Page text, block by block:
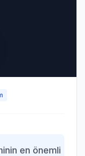
en önemli